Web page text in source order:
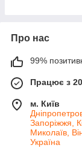
Про нас
99%
Працює з
м. Київ
Запоріжжя,
Миколаїв,
Україна